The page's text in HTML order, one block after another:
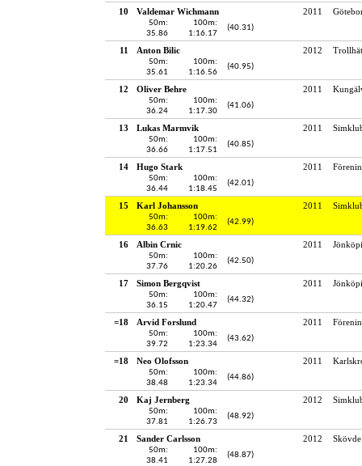
10 Valdemar Wichmann 2011
50m:
35.86
100m:
1:16.17
(40.31)
11 Anton Bilic 2012
50m:
35.61
100m:
1:16.56
(40.95)
12 Oliver Behre 2011
50m:
36.24
100m:
1:17.30
(41.06)
13 Lukas Marmvik 2011
50m:
36.66
100m:
1:17.51
(40.85)
14 Hugo Stark 2011
50m:
36.44
100m:
1:18.45
(42.01)
15 Karl Johansson 2011
50m:
36.63
100m:
1:19.62
(42.99)
16 Albin Crnic 2011
50m:
37.76
100m:
1:20.26
(42.50)
17 Simon Bergqvist 2011
50m:
36.15
100m:
1:20.47
(44.32)
=18 Arvid Forslund 2011
50m:
39.72
100m:
1:23.34
(43.62)
=18 Neo Olofsson 2011
50m:
38.48
100m:
1:23.34
(44.86)
20 Kaj Jernberg 2012
50m:
37.81
100m:
1:26.73
(48.92)
21 Sander Carlsson 2012
50m:
38.41
100m:
1:27.28
(48.87)